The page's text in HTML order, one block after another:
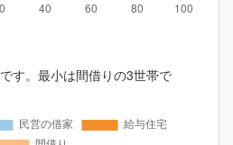
す。最小は間借りの3世帯で